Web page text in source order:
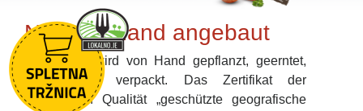
Nur von Hand angebaut
Ptujski lük wird von Hand gepflanzt, geerntet,
sortiert und verpackt. Das Zertifikat der
besonderen Qualität „geschützte geografische